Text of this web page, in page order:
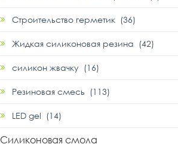
Строительство герметик (36)
Жидкая силиконовая резина (42)
силикон жвачку (16)
Резиновая смесь (113)
LED gel (14)
Силиконовая смола